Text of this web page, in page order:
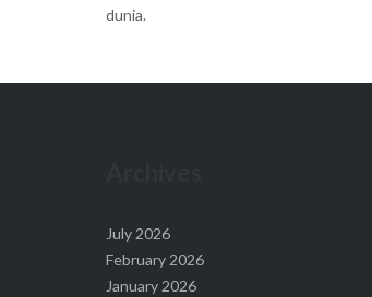
dunia.
July 2026
February 2026
January 2026